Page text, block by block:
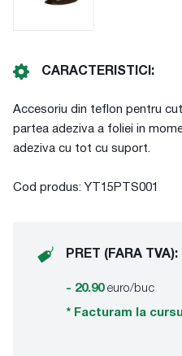
CARACTERISTICI:
Accesoriu din teflon pentru
partea adeziva a foliei in
adeziva cu tot cu suport.
Cod produs: YT15PTS001
PRET (FARA TVA):
- 20.90 euro/buc
* Facturam la